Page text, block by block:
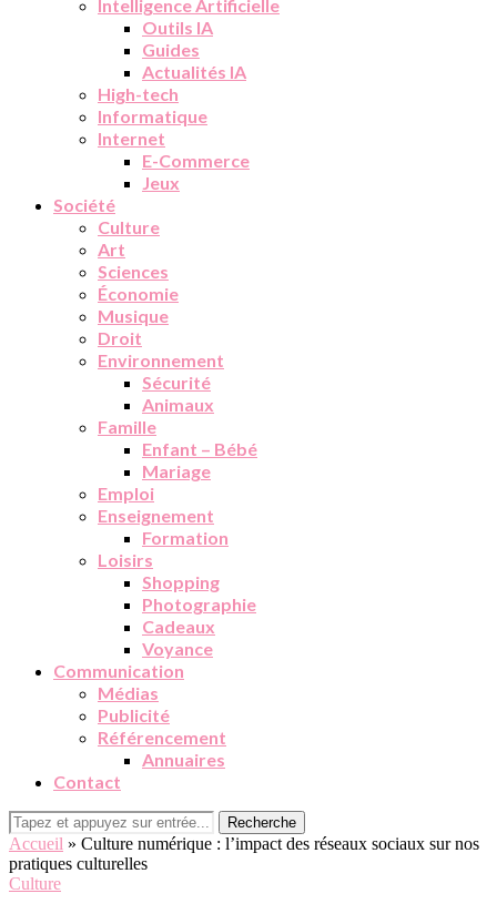
Intelligence Artificielle
Outils IA
Guides
Actualités IA
High-tech
Informatique
Internet
E-Commerce
Jeux
Société
Culture
Art
Sciences
Économie
Musique
Droit
Environnement
Sécurité
Animaux
Famille
Enfant – Bébé
Mariage
Emploi
Enseignement
Formation
Loisirs
Shopping
Photographie
Cadeaux
Voyance
Communication
Médias
Publicité
Référencement
Annuaires
Contact
Recherche
Accueil » Culture numérique : l’impact des réseaux sociaux sur nos
pratiques culturelles
Culture